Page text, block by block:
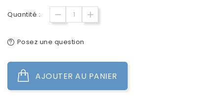
Quantité :
Posez une question
AJOUTER AU PANIER